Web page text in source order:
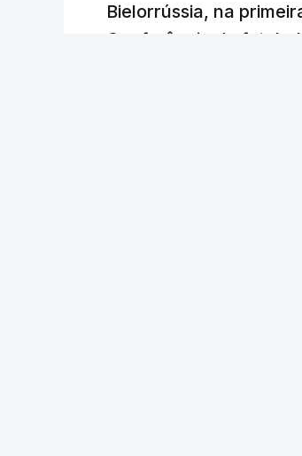
Bielorrússia, na
Conferência de